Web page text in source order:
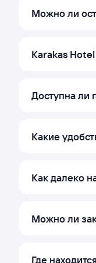
Можно ли
Karakas Hotel
Доступна ли
Какие
Как далеко
Можно ли
Где